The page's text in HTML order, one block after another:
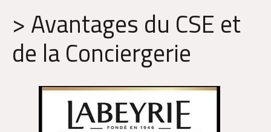
> Avantages du CSE et
de la Conciergerie